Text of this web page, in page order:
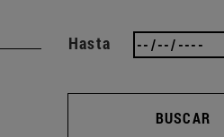
Hasta
BUSCAR